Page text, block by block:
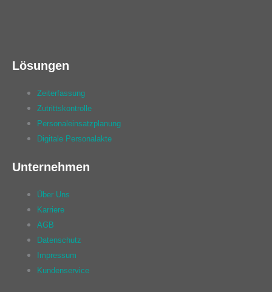
Lösungen
Zeiterfassung
Zutrittskontrolle
Personaleinsatzplanung
Digitale Personalakte
Unternehmen
Über Uns
Karriere
AGB
Datenschutz
Impressum
Kundenservice